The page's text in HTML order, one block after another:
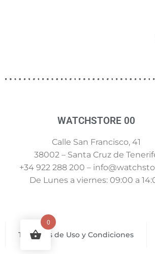
WATCHSTORE 00
Calle San Francisco, 41
38002 – Santa Cruz de
+34 922 288 200 –
De Lunes a viernes: 09:00 a
Términos de Uso y Condiciones
0